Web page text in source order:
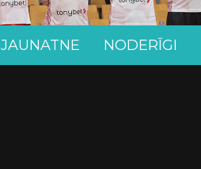
JAUNATNE NODERĪGI